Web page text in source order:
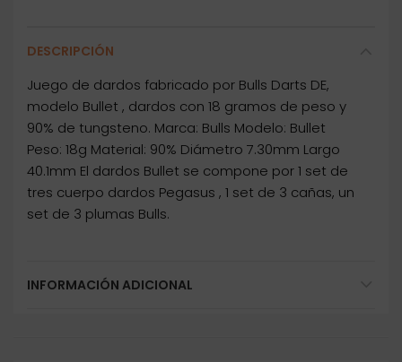
DESCRIPCIÓN
Juego de dardos fabricado por Bulls Darts DE,
modelo Bullet , dardos con 18 gramos de peso y
90% de tungsteno. Marca: Bulls Modelo: Bullet
Peso: 18g Material: 90% Diámetro 7.30mm Largo
40.1mm El dardos Bullet se compone por 1 set de
tres cuerpo dardos Pegasus , 1 set de 3 cañas, un
set de 3 plumas Bulls.
INFORMACIÓN ADICIONAL